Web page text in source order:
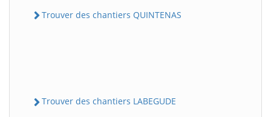
Trouver des chantiers QUINTENAS
Trouver des chantiers LABEGUDE